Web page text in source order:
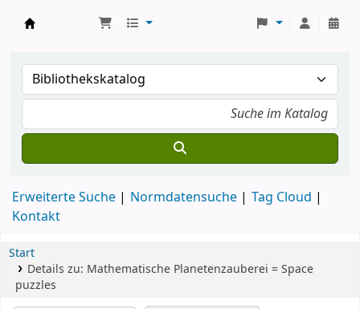
Erweiterte Suche Normdatensuche
Tag Cloud
Kontakt
Start
Details zu: Mathematische Planetenzauberei = Space
puzzles